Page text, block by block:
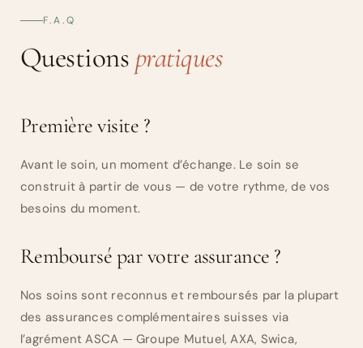
F.A.Q
Questions pratiques
Première visite ?
Avant le soin, un moment d’échange. Le soin se
construit à partir de vous — de votre rythme, de vos
besoins du moment.
Remboursé par votre assurance ?
Nos soins sont reconnus et remboursés par la plupart
des assurances complémentaires suisses via
l’agrément ASCA — Groupe Mutuel, AXA, Swica,